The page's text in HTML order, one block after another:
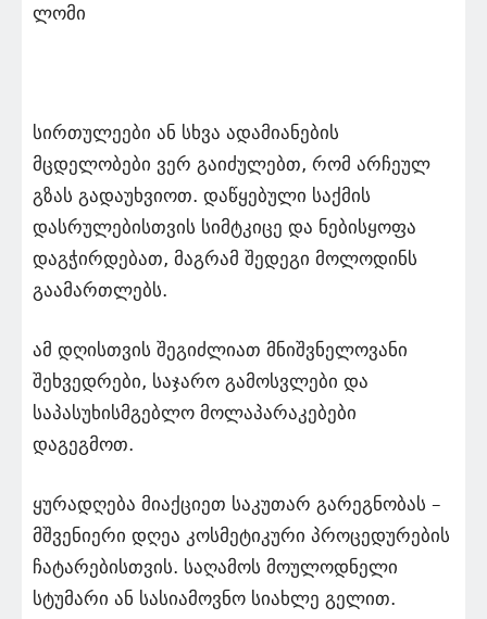
ლომი
სირთულეები ან სხვა ადამიანების
მცდელობები ვერ გაიძულებთ, რომ არჩეულ
გზას გადაუხვიოთ. დაწყებული საქმის
დასრულებისთვის სიმტკიცე და ნებისყოფა
დაგჭირდებათ, მაგრამ შედეგი მოლოდინს
გაამართლებს.
ამ დღისთვის შეგიძლიათ მნიშვნელოვანი
შეხვედრები, საჯარო გამოსვლები და
საპასუხისმგებლო მოლაპარაკებები
დაგეგმოთ.
ყურადღება მიაქციეთ საკუთარ გარეგნობას –
მშვენიერი დღეა კოსმეტიკური პროცედურების
ჩატარებისთვის. საღამოს მოულოდნელი
სტუმარი ან სასიამოვნო სიახლე გელით.